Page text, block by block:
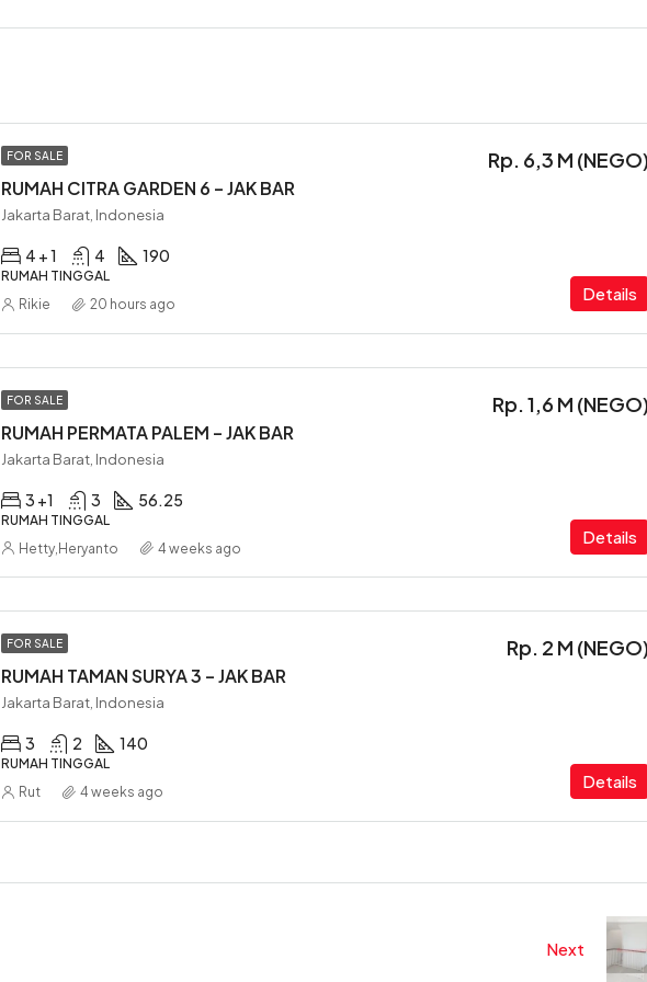
FOR SALE
RUMAH CITRA GARDEN 6 – JAK BAR
Rp. 6,3 M
Jakarta Barat, Indonesia
4 + 1 4 190
RUMAH TINGGAL
Details
Rikie 20 hours ago
FOR SALE
RUMAH PERMATA PALEM – JAK BAR
Rp. 1,6 M
Jakarta Barat, Indonesia
3 +1 3 56.25
RUMAH TINGGAL
Details
Hetty Heryanto 4 weeks ago
FOR SALE
RUMAH TAMAN SURYA 3 – JAK BAR
Rp. 2 M
Jakarta Barat, Indonesia
3 2 140
RUMAH TINGGAL
Details
Rut 4 weeks ago
Next